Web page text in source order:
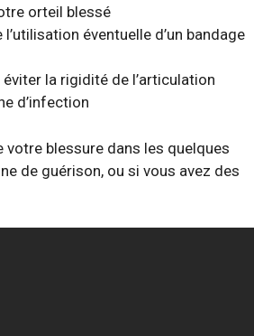
orteil blessé
éventuelle d’un bandage
la rigidité de l’articulation
d’infection
votre blessure dans les quelques
de guérison, ou si vous avez des